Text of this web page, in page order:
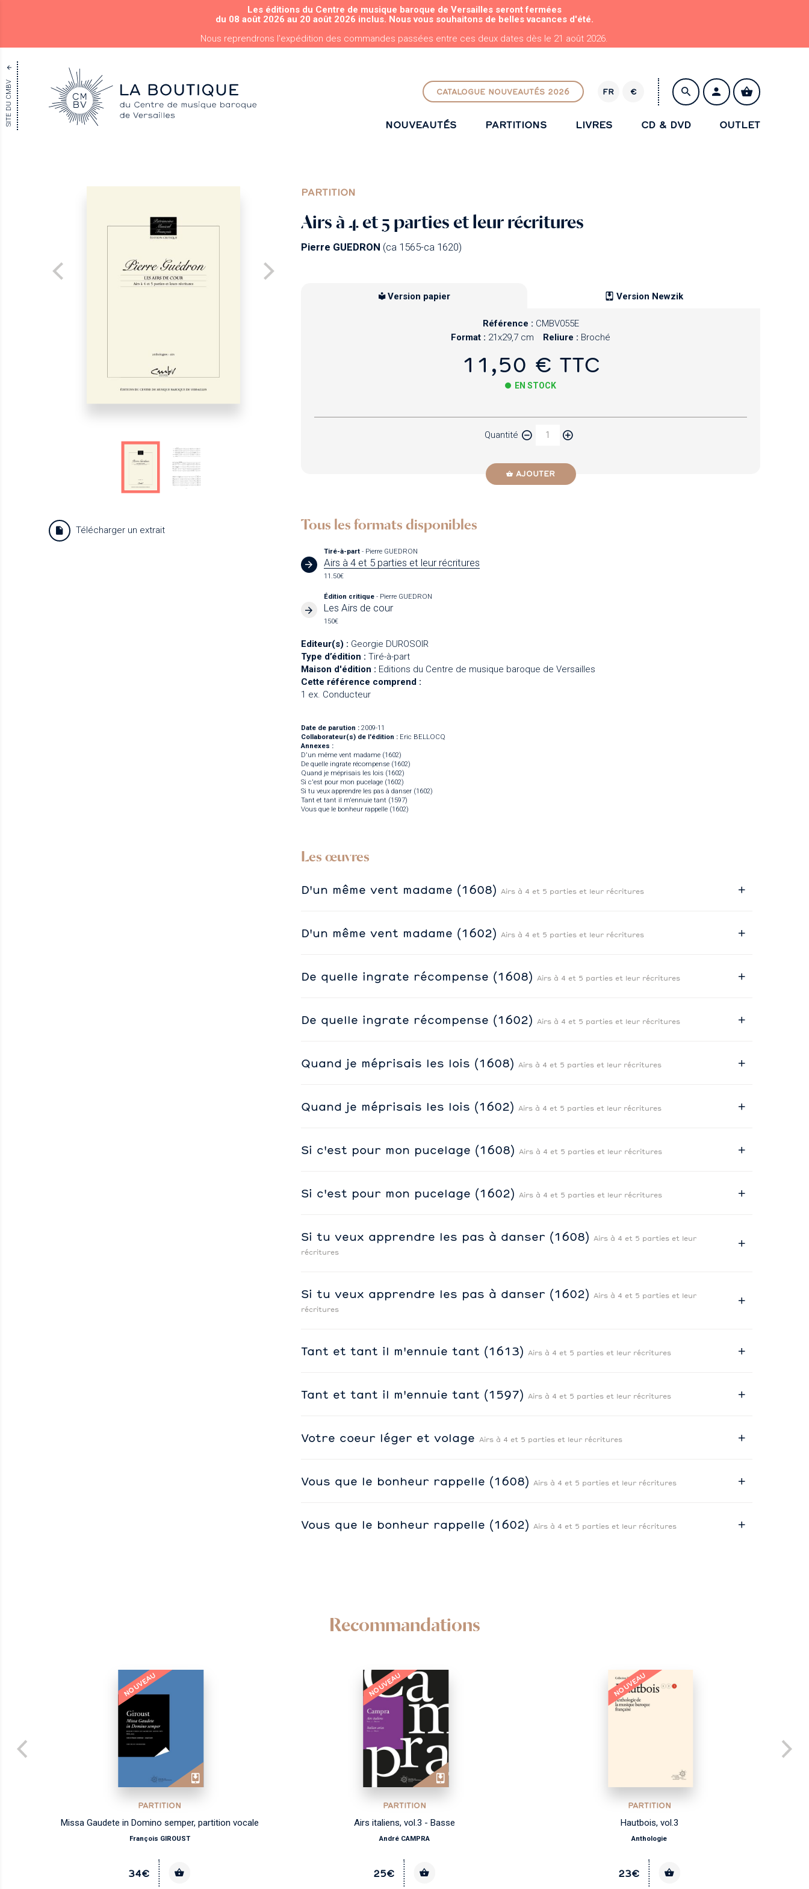
ALLER AU CONTENU PRINCIPAL
Les éditions du Centre de musique baroque de Versailles seront fermées
du 08 août 2026 au 20 août 2026 inclus. Nous vous souhaitons de belles vacances d'été.
Nous reprendrons l'expédition des commandes passées entre ces deux dates dès le 21 août 2026.
SITE DU CMBV CATALOGUE NOUVEAUTÉS 2026 FR
R
€
NOUVEAUTÉS PARTITIONS LIVRES CD & DVD OUTLET
PARTITION
Airs à 4 et 5 parties et leur récritures
Pierre GUEDRON (ca 1565-ca 1620)
Télécharger un extrait
Version papier Version Newzik
Référence : CMBV055E
Format : 21x29,7 cm Reliure : Broché
11,50 € TTC
EN STOCK
Quantité
AJOUTER
Tous les formats disponibles
Tiré-à-part- Pierre GUEDRON
Airs à 4 et 5 parties et leur récritures
11.50€
Édition critique- Pierre GUEDRON
Les Airs de cour
150€
Editeur(s) : Georgie DUROSOIR
Type d’édition : Tiré-à-part
Maison d'édition : Editions du Centre de musique baroque de Versailles
Cette référence comprend :
1 ex. Conducteur
Date de parution : 2009-11
Collaborateur(s) de l'édition : Eric BELLOCQ
Annexes :
D'un même vent madame (1602)
De quelle ingrate récompense (1602)
Quand je méprisais les lois (1602)
Si c'est pour mon pucelage (1602)
Si tu veux apprendre les pas à danser (1602)
Tant et tant il m'ennuie tant (1597)
Vous que le bonheur rappelle (1602)
Les œuvres
D'un même vent madame (1608) Airs à 4 et 5 parties et leur récritures
D'un même vent madame (1602) Airs à 4 et 5 parties et leur récritures
De quelle ingrate récompense (1608) Airs à 4 et 5 parties et leur récritures
De quelle ingrate récompense (1602) Airs à 4 et 5 parties et leur récritures
Quand je méprisais les lois (1608) Airs à 4 et 5 parties et leur récritures
Quand je méprisais les lois (1602) Airs à 4 et 5 parties et leur récritures
Si c'est pour mon pucelage (1608) Airs à 4 et 5 parties et leur récritures
Si c'est pour mon pucelage (1602) Airs à 4 et 5 parties et leur récritures
Si tu veux apprendre les pas à danser (1608) Airs à 4 et 5 parties et leur
récritures
Si tu veux apprendre les pas à danser (1602) Airs à 4 et 5 parties et leur
récritures
Tant et tant il m'ennuie tant (1613) Airs à 4 et 5 parties et leur récritures
Tant et tant il m'ennuie tant (1597) Airs à 4 et 5 parties et leur récritures
Votre coeur léger et volage Airs à 4 et 5 parties et leur récritures
Vous que le bonheur rappelle (1608) Airs à 4 et 5 parties et leur récritures
Vous que le bonheur rappelle (1602) Airs à 4 et 5 parties et leur récritures
Recommandations
NOUVEAU
PARTITION
Missa Gaudete in Domino semper, partition vocale
François GIROUST
34€
NOUVEAU
PARTITION
Airs italiens, vol.3 - Basse
André CAMPRA
25€
NOUVEAU
PARTITION
Hautbois, vol.3
Anthologie
23€